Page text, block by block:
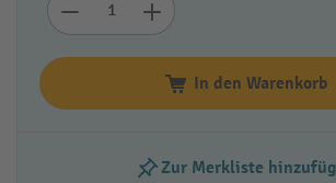
In den Warenkorb
Zur Merkliste